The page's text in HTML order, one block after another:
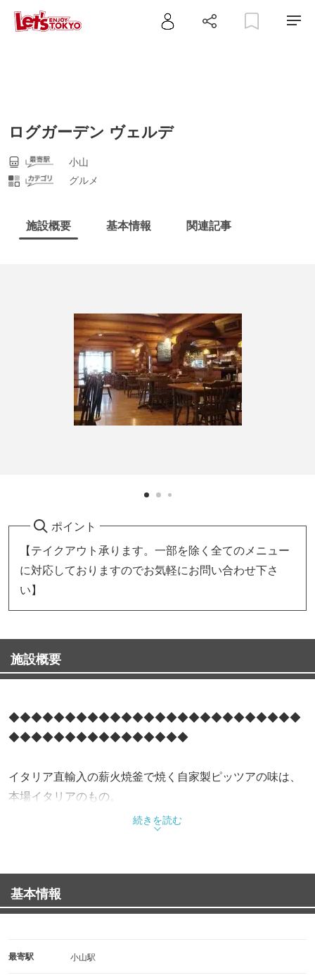
ログガーデン ヴェルデ
小山
グルメ
施設概要 基本情報 関連記事
ポイント
【テイクアウト承ります。一部を除く全てのメニュー
に対応しておりますのでお気軽にお問い合わせ下さ
い】
施設概要
◆◆◆◆◆◆◆◆◆◆◆◆◆◆◆◆◆◆◆◆◆◆◆◆◆◆
◆◆◆◆◆◆◆◆◆◆◆◆◆◆◆◆
イタリア直輸入の薪火焼釜で焼く自家製ピッツアの味は、
本場イタリアのもの。
パリパリとした食感と味をお試し下さい。
別棟のパーティーハウス（貸切）もございますので、各種
ご宴会、結婚式の2次会などにぜひご利用下さい。
リット、グラタン、ガーリックトースト、ピッツア、パス
続きを読む
基本情報
最寄駅 小山駅